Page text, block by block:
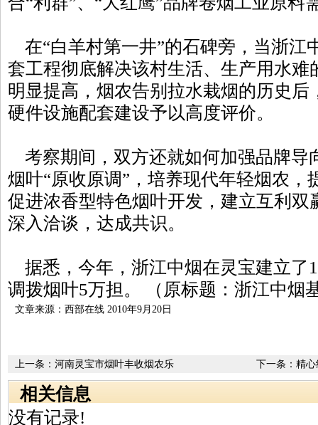
在“白羊村第一井”的石碑旁，当浙江
套工程彻底解决该村生活、生产用水难
明显提高，烟农告别拉水栽烟的历史后
硬件设施配套建设予以高度评价。
考察期间，双方还就如何加强品牌导
烟叶“原收原调”，培养现代年轻烟农，
促进浓香型特色烟叶开发，建立互利双
深入洽谈，达成共识。
据悉，今年，浙江中烟在灵宝建立了
调拨烟叶5万担。 （原标题：浙江中烟
文章来源：西部在线 2010年9月20日
下一条： 精心
上一条： 河南灵宝市烟叶丰收烟农乐
相关信息
没有记录!